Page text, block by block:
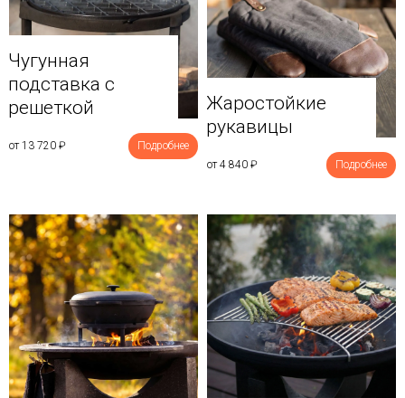
Чугунная
подставка с
решеткой
от 13 720 ₽ Подробнее
Жаростойкие
рукавицы
от 4 840 ₽ Подробнее